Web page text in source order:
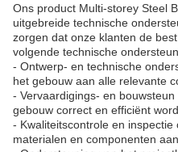
Ons product Multi-storey Steel
uitgebreide technische
zorgen dat onze klanten de
volgende technische
- Ontwerp- en technische
het gebouw aan alle relevante
- Vervaardigings- en
gebouw correct en efficiënt
- Kwaliteitscontrole en
materialen en componenten